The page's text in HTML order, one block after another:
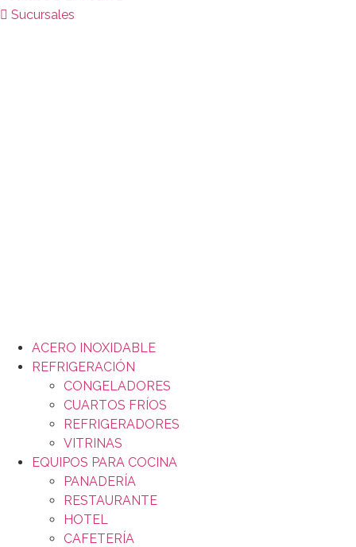
Sucursales
ACERO INOXIDABLE
REFRIGERACIÓN
CONGELADORES
CUARTOS FRÍOS
REFRIGERADORES
VITRINAS
EQUIPOS PARA COCINA
PANADERÍA
RESTAURANTE
HOTEL
CAFETERÍA